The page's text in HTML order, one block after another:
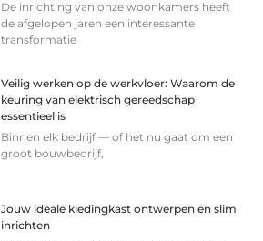
De inrichting van onze woonkamers heeft
de afgelopen jaren een interessante
transformatie
Veilig werken op de werkvloer: Waarom de
keuring van elektrisch gereedschap
essentieel is
Binnen elk bedrijf — of het nu gaat om een
groot bouwbedrijf,
Jouw ideale kledingkast ontwerpen en slim
inrichten